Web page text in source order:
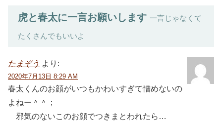
虎と春太に一言お願いします 一言じゃなくて
たくさんでもいいよ
たまぞう より:
2020年7月13日 8:29 AM
春太くんのお顔がいつもかわいすぎて憎めないの
よねー＾＾；
邪気のないこのお顔でつきまとわれたら…